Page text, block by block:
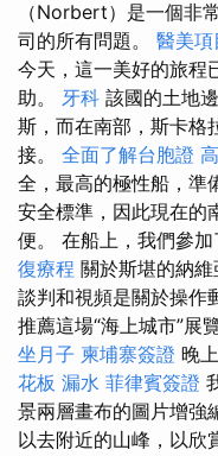
（Norbert）是一個非
司的所有問題。 醫美項
今天，這一美好的旅程
助。 牙科 該國的土地
斯，而在南部，斯卡格
接。 全面了解台胞證
全，最高的極性船，準
安全標準，因此現在的
便。 在船上，我們參
復療程 關於斯堪的納
談判和視頻是關於操作
推薦這場“海上城市”展
坐月子 柬埔寨簽證 晚
花板 漏水 菲律賓簽證
景兩層畫布的圖片增強
以去附近的山峰，以欣